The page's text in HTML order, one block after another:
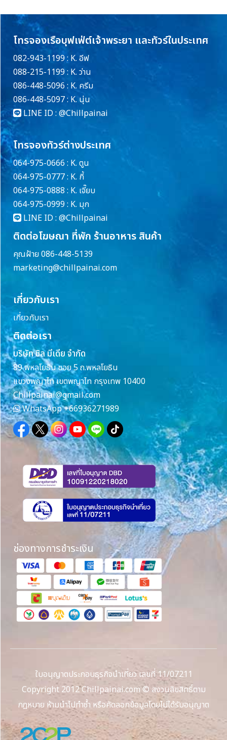
โทรจองเรือบุฟเฟ่ต์เจ้าพระยา และทัวร์ในประเทศ
082-943-1199 : K. อีฟ
088-215-1199 : K. ว่าน
086-448-5096 : K. ครีม
086-448-5097 : K. นุ่น
LINE ID : @Chillpainai
โทรจองทัวร์ต่างประเทศ
064-975-0666 : K. ตูน
064-975-0777 : K. กี้
064-975-0888 : K. เจี๊ยบ
064-975-0999 : K. มุก
LINE ID : @Chillpainai
ติดต่อโฆษณา ที่พัก ร้านอาหาร สินค้า
คุณฝ้าย 086-448-5139
marketing@chillpainai.com
เกี่ยวกับเรา
เกี่ยวกับเรา
ติดต่อเรา
บริษัท ชิล มีเดีย จำกัด
89 พหลโยธิน ซอย 5 ถ.พหลโยธิน
แขวงพญาไท เขตพญาไท กรุงเทพ 10400
Chillpainai@gmail.com
WhatsApp+66936271989
ช่องทางการชำระเงิน
ใบอนุญาตประกอบธุรกิจนำเที่ยว เลขที่ 11/07211
Copyright 2012 Chillpainai.com © สงวนลิขสิทธิ์ตาม
กฎหมาย ห้ามนำไปทำซ้ำ หรือคัดลอกข้อมูลโดยไม่ได้รับอนุญาต